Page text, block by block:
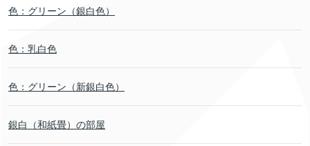
色：グリーン（銀白色）
色：乳白色
色：グリーン（新銀白色）
銀白（和紙畳）の部屋